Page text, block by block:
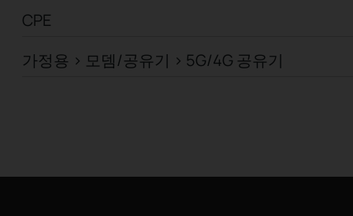
CPE
가정용 > 모뎀/공유기 > 5G/4G 공유기